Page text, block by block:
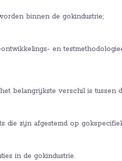
binnen de gokindustrie;
en
belangrijkste verschil is tussen
die zijn afgestemd op
in de gokindustrie.